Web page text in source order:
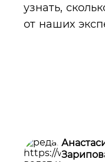
узнать,
от наших